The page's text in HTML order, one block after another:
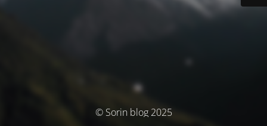
© Sorin blog 2025